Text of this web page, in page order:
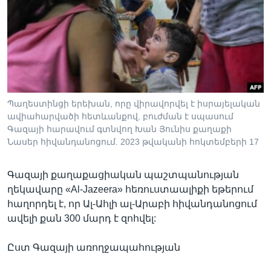
Լեզուներ
Պաղեստինցի երեխան, որը վիրավորվել է իսրայելական
ավիահարվածի հետևանքով, բուժման է սպասում
Գազայի հարավում գտնվող Խան Յունիս քաղաքի
Նասեր հիվանդանոցում. 2023 թվականի հոկտեմբերի 17
Գազայի քաղաքացիական պաշտպանության
ղեկավարը «Al-Jazeera» հեռուստաալիքի եթերում
հաղորդել է, որ Ալ-Ահլի ալ-Արաբի հիվանդանոցում
ավելի քան 300 մարդ է զոհվել:
Ըստ Գազայի առողջապահության